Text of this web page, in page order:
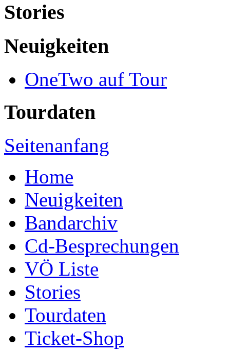
Stories
Neuigkeiten
OneTwo auf Tour
Tourdaten
Seitenanfang
Home
Neuigkeiten
Bandarchiv
Cd-Besprechungen
VÖ Liste
Stories
Tourdaten
Ticket-Shop